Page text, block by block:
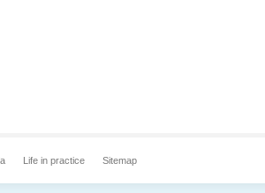
Life in practice Sitemap